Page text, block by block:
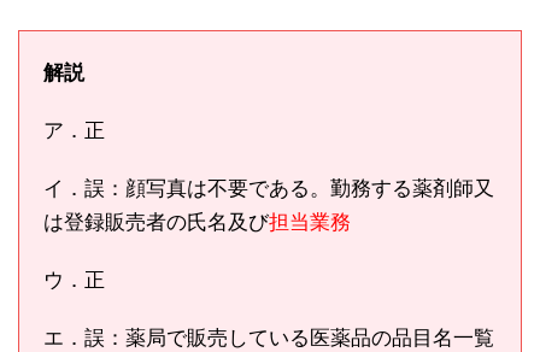
解説
ア．正
イ．誤：顔写真は不要である。勤務する薬剤師又
は登録販売者の氏名及び担当業務
ウ．正
エ．誤：薬局で販売している医薬品の品目名一覧